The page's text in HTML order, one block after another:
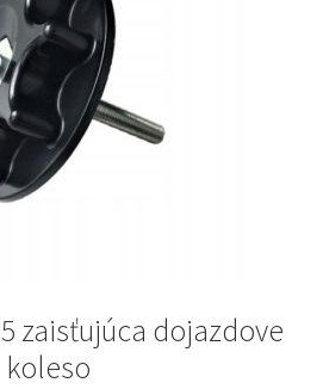
zaisťujúca dojazdove
koleso